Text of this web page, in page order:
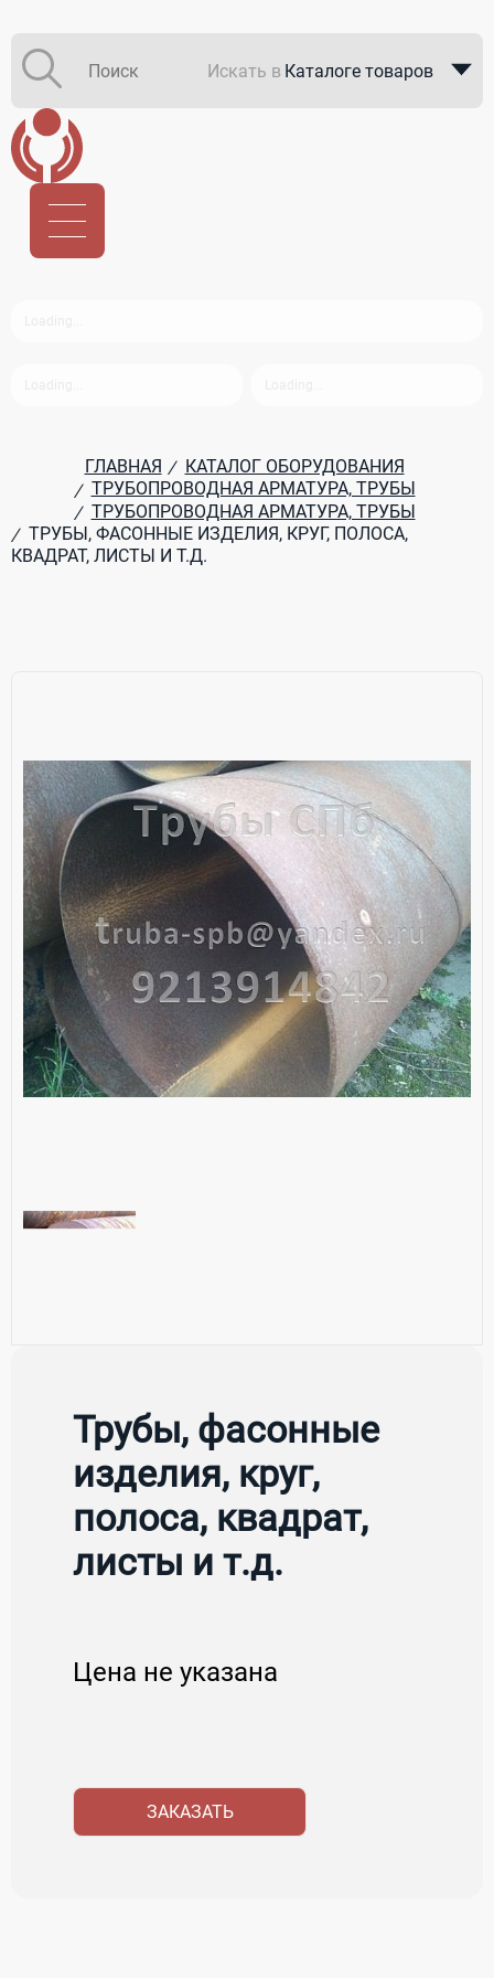
Искать в Каталоге товаров
ГЛАВНАЯ / КАТАЛОГ ОБОРУДОВАНИЯ
/ ТРУБОПРОВОДНАЯ АРМАТУРА, ТРУБЫ
/ ТРУБОПРОВОДНАЯ АРМАТУРА, ТРУБЫ
/ ТРУБЫ, ФАСОННЫЕ ИЗДЕЛИЯ, КРУГ, ПОЛОСА,
КВАДРАТ, ЛИСТЫ И Т.Д.
Трубы, фасонные
изделия, круг,
полоса, квадрат,
листы и т.д.
Цена не указана
ЗАКАЗАТЬ